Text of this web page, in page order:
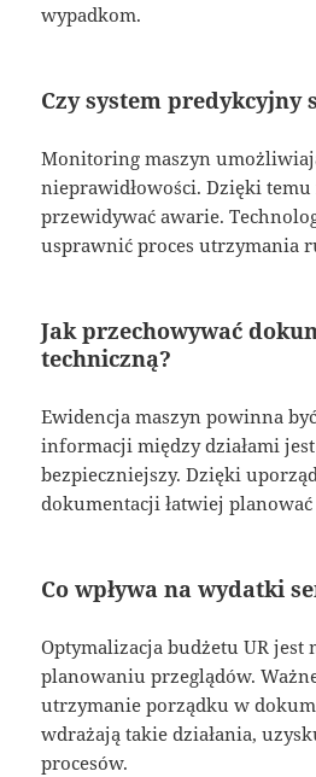
wypadkom.
Czy system predykcyjny
Monitoring maszyn
nieprawidłowości. Dzięki
przewidywać awarie.
usprawnić proces utrzymania
Jak przechowywać
techniczną?
Ewidencja maszyn powinna
informacji między działami
bezpieczniejszy. Dzięki
dokumentacji łatwiej planować
Co wpływa na wydatki
Optymalizacja budżetu UR
planowaniu przeglądów.
utrzymanie porządku w
wdrażają takie działania,
procesów.